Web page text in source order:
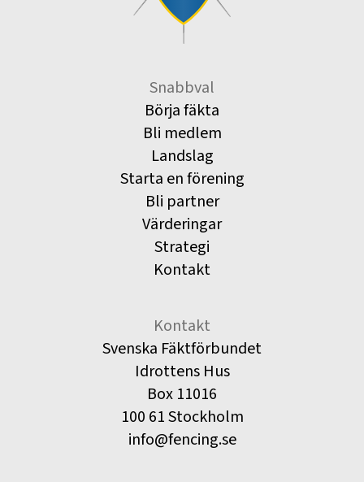
Snabbval
Börja fäkta
Bli medlem
Landslag
Starta en förening
Bli partner
Värderingar
Strategi
Kontakt
Kontakt
Svenska Fäktförbundet
Idrottens Hus
Box 11016
100 61 Stockholm
info@fencing.se